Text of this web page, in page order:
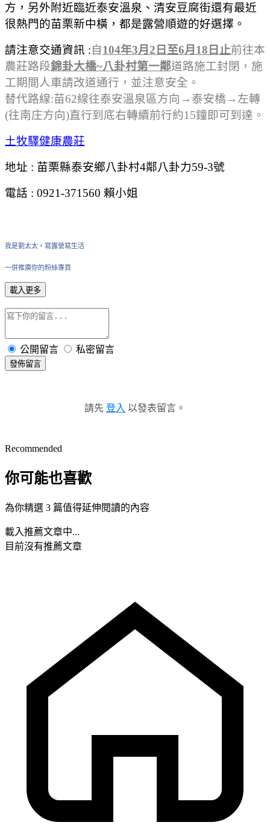
方 ，另外附近臨近泰安溫泉、清安豆腐街還有最近
很熱門的苗栗新中橫 ，都是露營順遊的好選擇。
請注意交通資訊 :自104年3月2日至6月18日止前往本
農莊路段錦卦大橋~八卦村第一鄰道路施工封閉，施
工期間人車請改道通行，並注意安全。
替代路線:苗62線往泰安溫泉區方向→泰安橋→左轉
(往南庄方向)直行到底右轉續前行約15鐘即可到達。
土牧驛健康農莊
地址 : 苗栗縣泰安鄉八卦村4鄰八卦力59-3號
電話 : 0921-371560 賴小姐
我是劉太太。寫露營寫生活
一併推廣你的粉絲專頁
載入更多
公開留言 私密留言
發佈留言
請先 登入 以發表留言。
Recommended
你可能也喜歡
為你精選 3 篇值得延伸閱讀的內容
載入推薦文章中...
目前沒有推薦文章